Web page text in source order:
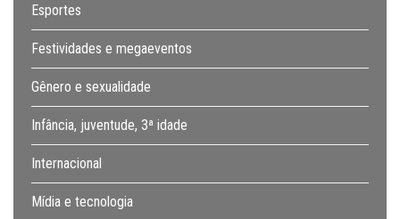
Esportes
Festividades e megaeventos
Gênero e sexualidade
Infância, juventude, 3ª idade
Internacional
Mídia e tecnologia